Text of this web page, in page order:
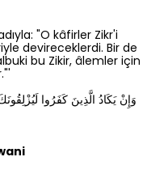
"O kâfirler Zikr'i
devireceklerdi. Bir de
bu Zikir, âlemler için
وَإِنْ يَكَادُ الَّذِينَ كَفَرُوا